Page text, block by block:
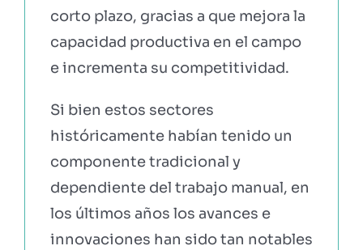
corto plazo, gracias a que mejora la
capacidad productiva en el campo
e incrementa su competitividad.
Si bien estos sectores
históricamente habían tenido un
componente tradicional y
dependiente del trabajo manual, en
los últimos años los avances e
innovaciones han sido tan notables